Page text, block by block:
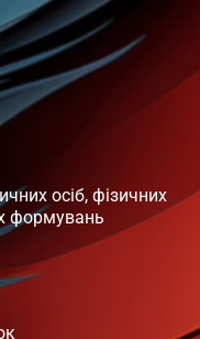
осіб, фізичних
формувань